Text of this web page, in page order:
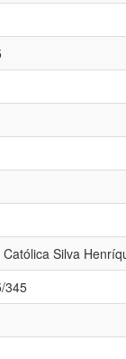
Silva
345